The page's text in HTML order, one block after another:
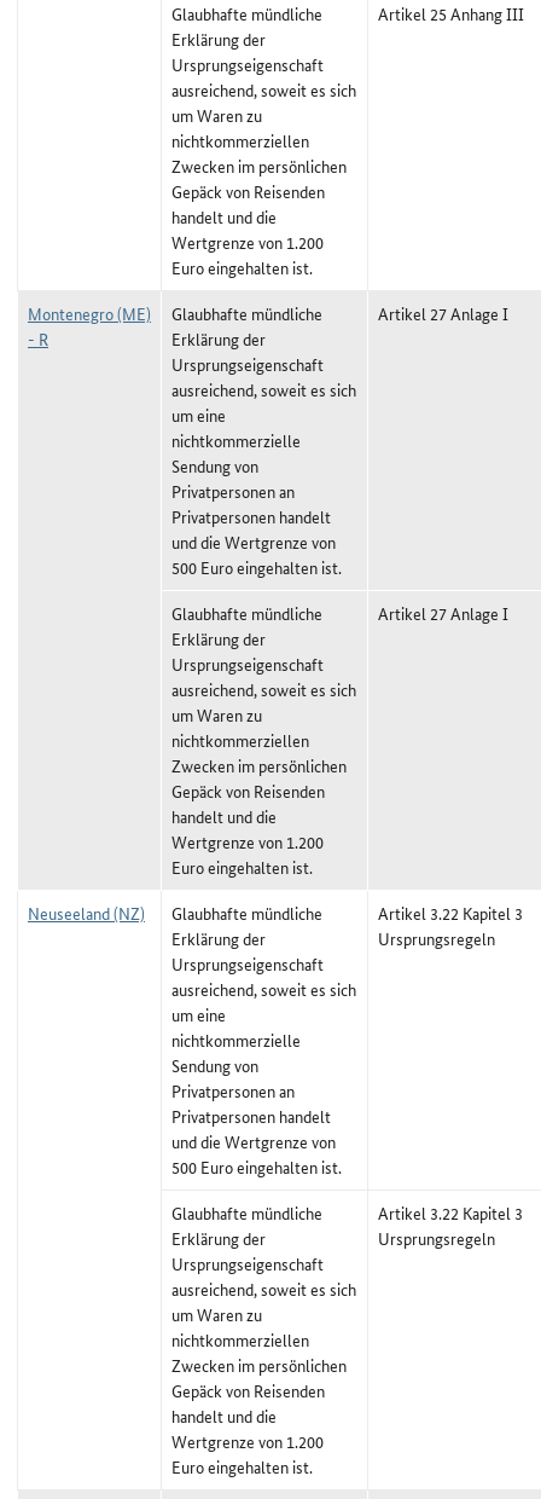
Glaubhafte mündliche
Erklärung der
Ursprungseigenschaft
ausreichend, soweit es sich
um Waren zu
nichtkommerziellen
Zwecken im persönlichen
Gepäck von Reisenden
handelt und die
Wertgrenze von 1.200
Euro eingehalten ist.
Artikel 25 Anhang III
Montenegro (ME)
- R
Glaubhafte mündliche
Erklärung der
Ursprungseigenschaft
ausreichend, soweit es sich
um eine
nichtkommerzielle
Sendung von
Privatpersonen an
Privatpersonen handelt
und die Wertgrenze von
500 Euro eingehalten ist.
Artikel 27 Anlage I
Glaubhafte mündliche
Erklärung der
Ursprungseigenschaft
ausreichend, soweit es sich
um Waren zu
nichtkommerziellen
Zwecken im persönlichen
Gepäck von Reisenden
handelt und die
Wertgrenze von 1.200
Euro eingehalten ist.
Artikel 27 Anlage I
Neuseeland (NZ)
Glaubhafte mündliche
Erklärung der
Ursprungseigenschaft
ausreichend, soweit es sich
um eine
nichtkommerzielle
Sendung von
Privatpersonen an
Privatpersonen handelt
und die Wertgrenze von
500 Euro eingehalten ist.
Artikel 3.22 Kapitel 3
Ursprungsregeln
Glaubhafte mündliche
Erklärung der
Ursprungseigenschaft
ausreichend, soweit es sich
um Waren zu
nichtkommerziellen
Zwecken im persönlichen
Gepäck von Reisenden
handelt und die
Wertgrenze von 1.200
Euro eingehalten ist.
Artikel 3.22 Kapitel 3
Ursprungsregeln